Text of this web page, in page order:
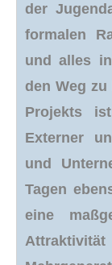
der
formalen
und alles
den Weg
Projekts
Externer
und
Tagen
eine